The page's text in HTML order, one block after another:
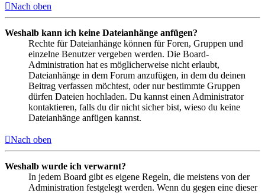
Nach oben
Weshalb kann ich keine Dateianhänge anfügen?
Rechte für Dateianhänge können für Foren, Gruppen und
einzelne Benutzer vergeben werden. Die Board-
Administration hat es möglicherweise nicht erlaubt,
Dateianhänge in dem Forum anzufügen, in dem du deinen
Beitrag verfassen möchtest, oder nur bestimmte Gruppen
dürfen Dateien hochladen. Du kannst einen Administrator
kontaktieren, falls du dir nicht sicher bist, wieso du keine
Dateianhänge anfügen kannst.
Nach oben
Weshalb wurde ich verwarnt?
In jedem Board gibt es eigene Regeln, die meistens von der
Administration festgelegt werden. Wenn du gegen eine dieser